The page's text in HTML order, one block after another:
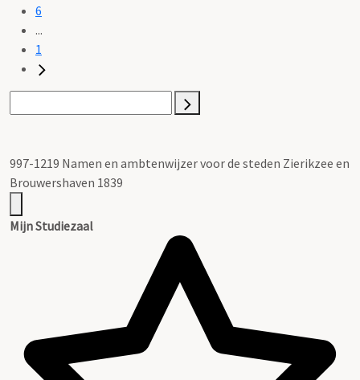
6
...
1
997-1219 Namen en ambtenwijzer voor de steden Zierikzee en
Brouwershaven 1839
Mijn Studiezaal